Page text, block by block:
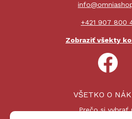
+421 907 800
Zobraziť všekty
VŠETKO O
Prečo si vybrať